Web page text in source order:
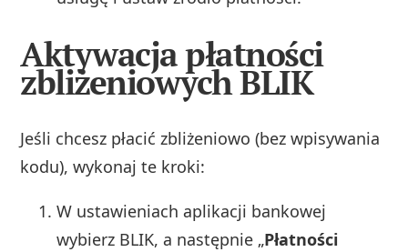
Aktywacja płatności
zbliżeniowych BLIK
Jeśli chcesz płacić zbliżeniowo (bez wpisywania
kodu), wykonaj te kroki:
W ustawieniach aplikacji bankowej
wybierz BLIK, a następnie „Płatności